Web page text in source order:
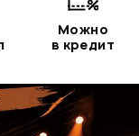
Можно
в кредит